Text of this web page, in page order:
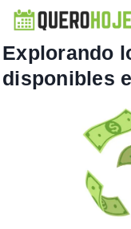
Explorando
disponibles